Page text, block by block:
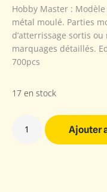
Hobby Master :
métal moulé. Parties
d’atterrissage sortis
marquages détaillés.
700pcs
17 en stock
Ajouter